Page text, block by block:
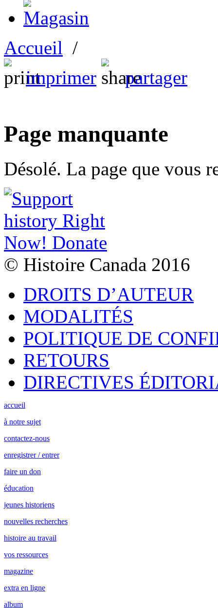
Accueil /
imprimer
partager
Page manquante
Désolé. La page que vous
© Histoire Canada 2016
DROITS D’AUTEUR
MODALITÉS
POLITIQUE DE
RETOURS
DIRECTIVES
accueil
à notre sujet
contactez-nous
enregistrer / entrer
faire un don
éducation
jeunes historiens
nouvelles recherches
histoire au travail
vos ressources
magazine
extra en ligne
album